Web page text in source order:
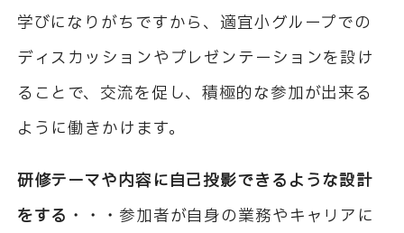
学びになりがちですから、適宜小グループでの
ディスカッションやプレゼンテーションを設け
ることで、交流を促し、積極的な参加が出来る
ように働きかけます。
研修テーマや内容に自己投影できるような設計
をする・・・ 参加者が自身の業務やキャリアに